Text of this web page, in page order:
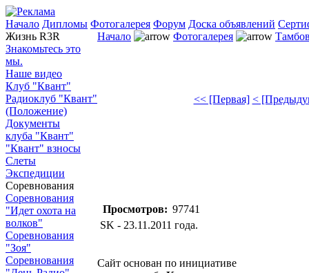
Начало Дипломы Фотогалерея Форум Доска объявлений
Жизнь R3R
Знакомьтесь это
мы.
Наше видео
Клуб "Квант"
Радиоклуб "Квант"
(Положение)
Документы
клуба "Квант"
"Квант" взносы
Слеты
Экспедиции
Соревнования
Соревнования
"Идет охота на
волков"
Соревнования
"Зоя"
Соревнования
Начало Фотогалерея
<< [Первая] <
Просмотров: 97741
SK - 23.11.2011 года.
Сайт основан по инициативе